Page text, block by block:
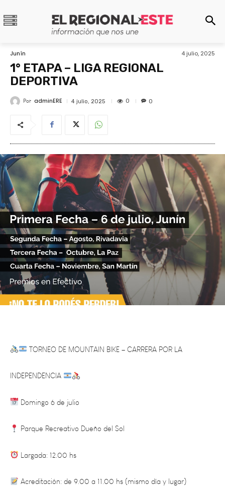
Junín 4 julio, 2025
1° ETAPA – LIGA REGIONAL
DEPORTIVA
Por adminERE 4 julio, 2025 0 0
INDEPENDENCIA
Domingo 6 de julio
Parque Recreativo Dueño del Sol
Largada: 12.00 hs
Acreditación: de 9.00 a 11.00 hs (mismo día y lugar)